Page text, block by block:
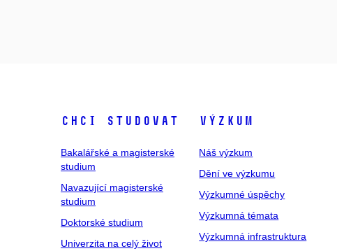
Chci studovat
Bakalářské a magisterské
studium
Navazující magisterské
studium
Doktorské studium
Univerzita na celý život
Výzkum
Náš výzkum
Dění ve výzkumu
Výzkumné úspěchy
Výzkumná témata
Výzkumná infrastruktura